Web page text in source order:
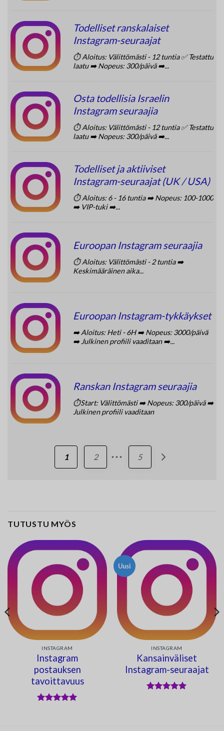
Todelliset ranskalaiset
Instagram-seuraajat
⏱️ Aloitus: Välittömästi - 12 tuntia ✅ Testattu
laatu ➡️ Nopeus: 300/päivä ➡️...
Osta todellisia Israelin
Instagram seuraajia
⏱️ Aloitus: Välittömästi - 12 tuntia ✅ Testattu
laatu ➡️ Nopeus: 300/päivä ➡️...
Todelliset ja aktiiviset
Instagram-seuraajat (UK / USA)
⏱️ Aloitus: 6 - 16 tuntia ➡️ Nopeus: 100-1000
➡️ VIP-tuki ➡️...
Euroopan Instagram seuraajia
⏱️ Aloitus: Välittömästi - 2 tuntia ➡️
Keskimääräinen aika...
Euroopan Instagram-tykkäykset
➡️ Aloitus: Heti - 6H ➡️ Nopeus: 3000/päivä
➡️ Julkinen profiili vaaditaan ➡️...
Ranskan Instagram seuraajia
⏱️Start: Välittömästi ➡️ Nopeus: 300/päivä ➡️
Julkinen profiili vaaditaan
1 2 ... 5
TUTUSTU MYÖS
INSTAGRAM
Instagram
postauksen
tavoittavuus
Uusi
INSTAGRAM
Kansainväliset
Instagram-seuraajat